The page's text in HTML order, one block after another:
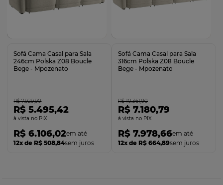
Sofá Cama Casal para Sala
246cm Polska Z08 Boucle
Bege - Mpozenato
R$ 5.495,42
no PIX
R$ 7.929,90
R$ 6.106,02
12x de R$ 508,84sem juros
Sofá Cama Casal para Sala
316cm Polska Z08 Boucle
Bege - Mpozenato
R$ 7.180,79
no PIX
R$ 10.361,90
R$ 7.978,66
12x de R$ 664,89sem juros